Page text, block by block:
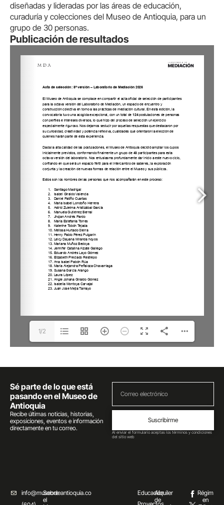
diseñadas y lideradas por las áreas de educación,
curaduría y colecciones del Museo de Antioquia, para un
grupo de 30 personas.
Publicación de resultados
1/2
Sé parte de lo que está
pasando en el Museo de
Antioquia
Recibe últimas noticias, historias,
exposiciones, eventos e información
directamente en tu correo.
Suscribirme
Al enviar el formulario aceptas los términos y condiciones
del sitio web
info@museodeantioquia.co
Sobre
el
EducaciónAlquiler
de
Régim
en